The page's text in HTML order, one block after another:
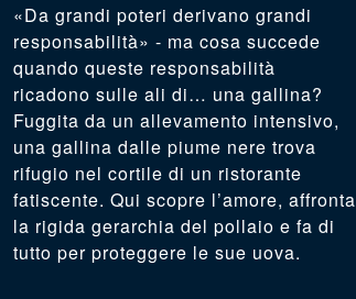
«Da grandi poteri derivano grandi
responsabilità» - ma cosa succede
quando queste responsabilità
ricadono sulle ali di… una gallina?
Fuggita da un allevamento intensivo,
una gallina dalle piume nere trova
rifugio nel cortile di un ristorante
fatiscente. Qui scopre l’amore, affronta
la rigida gerarchia del pollaio e fa di
tutto per proteggere le sue uova.